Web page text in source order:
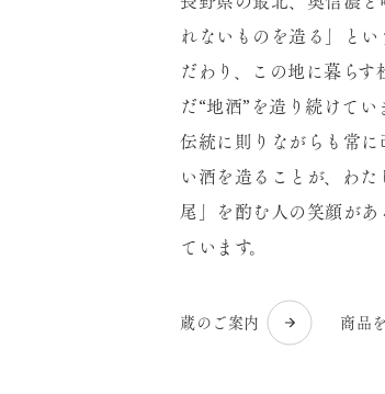
れないものを造る」と
だわり、この地に暮ら
だ“地酒”を造り続けてい
伝統に則りながらも常
い酒を造ることが、わ
尾」を酌む人の笑顔が
ています。
蔵のご案内 商品